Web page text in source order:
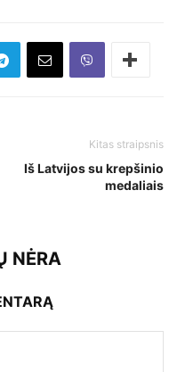
Kitas straipsnis
Iš Latvijos su krepšinio
medaliais
NĖRA